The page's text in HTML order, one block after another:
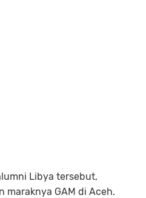
Libya tersebut,
maraknya GAM di Aceh.